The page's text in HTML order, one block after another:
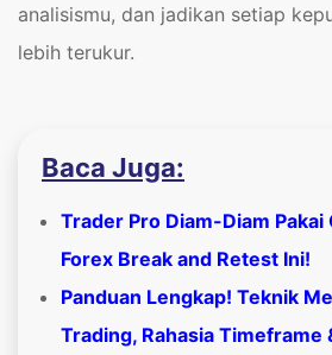
analisismu, dan jadikan setiap
lebih terukur.
Baca Juga:
Trader Pro Diam-Diam Pakai
Forex Break and Retest Ini!
Panduan Lengkap! Teknik
Trading, Rahasia Timeframe